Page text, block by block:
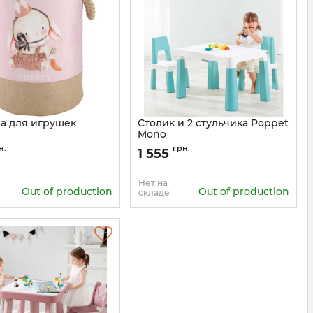
для игрушек
PP002-L
Out of production
Столик и 2 стульчика Poppet
Mono
Артикул:PP-005WB-2
1 555 грн.
Нет на
складе
Out of production